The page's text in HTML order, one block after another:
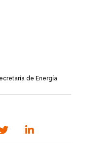
de Energía